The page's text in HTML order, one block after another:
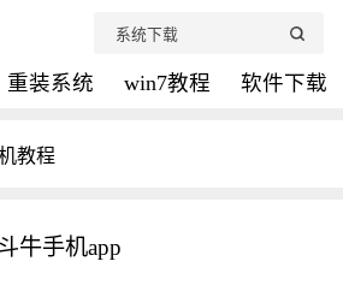
重装系统 win7教程 软件下载
教程
牛手机app